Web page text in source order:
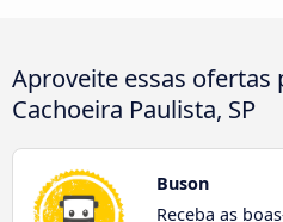
Aproveite essas ofertas
Cachoeira Paulista, SP
Buson
Receba as